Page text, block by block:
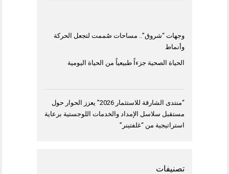
وجهات “شروق”.. مساحات صُممت لتجعل الحركة
وأنماط
الحياة الصحية جزءاً طبيعياً من الحياة اليومية
“منتدى الشارقة للاستثمار 2026” يعزز الحوار حول
مستقبل سلاسل الإمداد والخدمات اللوجستية برعاية
استراتيجية من “غلفتينر”
تصنيفات